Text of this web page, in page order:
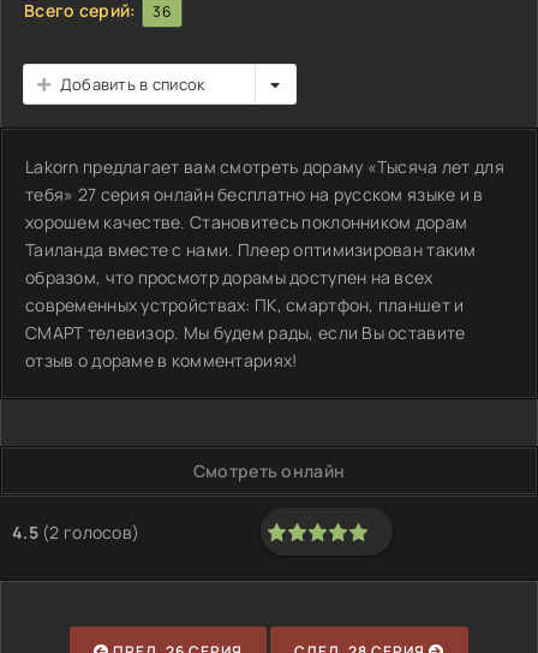
Всего серий:
36
Добавить в список
Lakorn предлагает вам смотреть дораму «Тысяча лет для
тебя» 27 серия онлайн бесплатно на русском языке и в
хорошем качестве. Становитесь поклонником дорам
Таиланда вместе с нами. Плеер оптимизирован таким
образом, что просмотр дорамы доступен на всех
современных устройствах: ПК, смартфон, планшет и
СМАРТ телевизор. Мы будем рады, если Вы оставите
отзыв о дораме в комментариях!
Смотреть онлайн
4.5(2 голосов)
100